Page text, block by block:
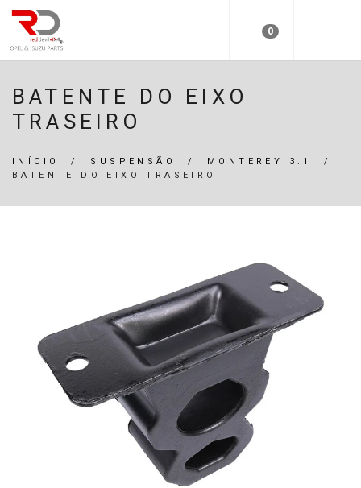
0
BATENTE DO EIXO
TRASEIRO
INÍCIO / SUSPENSÃO / MONTEREY 3.1
/
BATENTE DO EIXO TRASEIRO